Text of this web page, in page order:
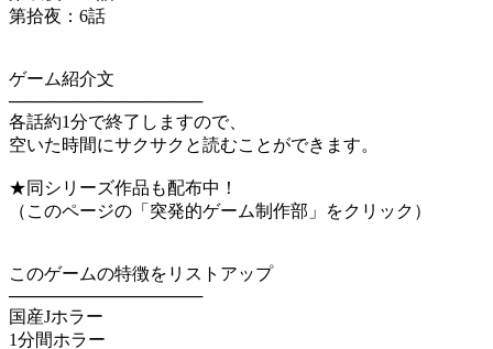
第拾夜：6話
ゲーム紹介文
────────────────
各話約1分で終了しますので、
空いた時間にサクサクと読むことができます。
★同シリーズ作品も配布中！
（このページの「突発的ゲーム制作部」をクリック）
このゲームの特徴をリストアップ
────────────────
国産Jホラー
1分間ホラー